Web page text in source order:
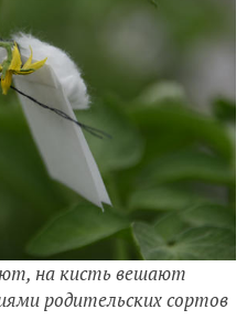
на кисть вешают
родительских сортов